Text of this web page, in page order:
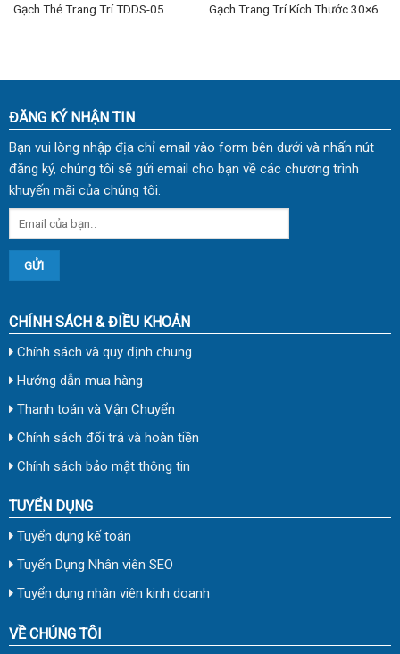
Gạch Thẻ Trang Trí TDDS-05
Gạch Trang Trí Kích Thước 30×60
ĐĂNG KÝ NHẬN TIN
Bạn vui lòng nhập địa chỉ email vào form bên dưới và nhấn nút
đăng ký, chúng tôi sẽ gửi email cho bạn về các chương trình
khuyến mãi của chúng tôi.
CHÍNH SÁCH & ĐIỀU KHOẢN
Chính sách và quy định chung
Hướng dẫn mua hàng
Thanh toán và Vận Chuyển
Chính sách đổi trả và hoàn tiền
Chính sách bảo mật thông tin
TUYỂN DỤNG
Tuyển dụng kế toán
Tuyển Dụng Nhân viên SEO
Tuyển dụng nhân viên kinh doanh
VỀ CHÚNG TÔI